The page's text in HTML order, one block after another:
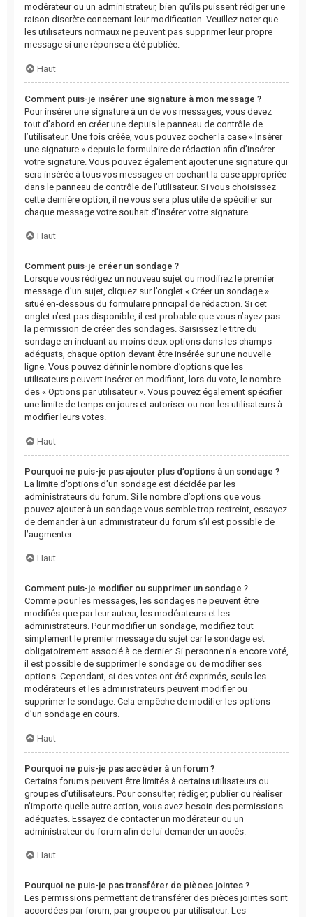
modérateur ou un administrateur, bien qu’ils puissent rédiger une
raison discrète concernant leur modification. Veuillez noter que
les utilisateurs normaux ne peuvent pas supprimer leur propre
message si une réponse a été publiée.
Haut
Comment puis-je insérer une signature à mon message ?
Pour insérer une signature à un de vos messages, vous devez
tout d’abord en créer une depuis le panneau de contrôle de
l’utilisateur. Une fois créée, vous pouvez cocher la case « Insérer
une signature » depuis le formulaire de rédaction afin d’insérer
votre signature. Vous pouvez également ajouter une signature qui
sera insérée à tous vos messages en cochant la case appropriée
dans le panneau de contrôle de l’utilisateur. Si vous choisissez
cette dernière option, il ne vous sera plus utile de spécifier sur
chaque message votre souhait d’insérer votre signature.
Haut
Comment puis-je créer un sondage ?
Lorsque vous rédigez un nouveau sujet ou modifiez le premier
message d’un sujet, cliquez sur l’onglet « Créer un sondage »
situé en-dessous du formulaire principal de rédaction. Si cet
onglet n’est pas disponible, il est probable que vous n’ayez pas
la permission de créer des sondages. Saisissez le titre du
sondage en incluant au moins deux options dans les champs
adéquats, chaque option devant être insérée sur une nouvelle
ligne. Vous pouvez définir le nombre d’options que les
utilisateurs peuvent insérer en modifiant, lors du vote, le nombre
des « Options par utilisateur ». Vous pouvez également spécifier
une limite de temps en jours et autoriser ou non les utilisateurs à
modifier leurs votes.
Haut
Pourquoi ne puis-je pas ajouter plus d’options à un sondage ?
La limite d’options d’un sondage est décidée par les
administrateurs du forum. Si le nombre d’options que vous
pouvez ajouter à un sondage vous semble trop restreint, essayez
de demander à un administrateur du forum s’il est possible de
l’augmenter.
Haut
Comment puis-je modifier ou supprimer un sondage ?
Comme pour les messages, les sondages ne peuvent être
modifiés que par leur auteur, les modérateurs et les
administrateurs. Pour modifier un sondage, modifiez tout
simplement le premier message du sujet car le sondage est
obligatoirement associé à ce dernier. Si personne n’a encore voté,
il est possible de supprimer le sondage ou de modifier ses
options. Cependant, si des votes ont été exprimés, seuls les
modérateurs et les administrateurs peuvent modifier ou
supprimer le sondage. Cela empêche de modifier les options
d’un sondage en cours.
Haut
Pourquoi ne puis-je pas accéder à un forum ?
Certains forums peuvent être limités à certains utilisateurs ou
groupes d’utilisateurs. Pour consulter, rédiger, publier ou réaliser
n’importe quelle autre action, vous avez besoin des permissions
adéquates. Essayez de contacter un modérateur ou un
administrateur du forum afin de lui demander un accès.
Haut
Pourquoi ne puis-je pas transférer de pièces jointes ?
Les permissions permettant de transférer des pièces jointes sont
accordées par forum, par groupe ou par utilisateur. Les